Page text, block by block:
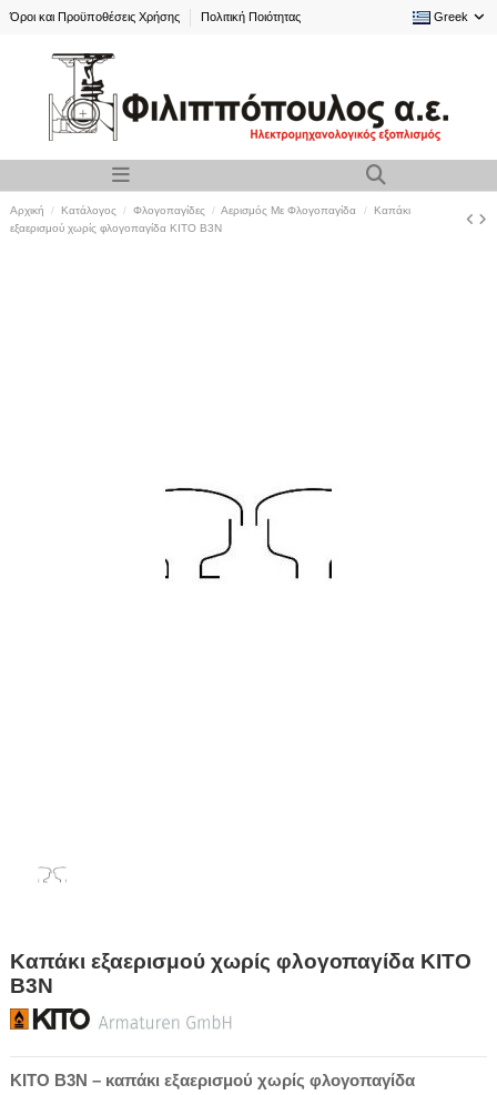
Όροι και Προϋποθέσεις Χρήσης Πολιτική Ποιότητας Greek
Αρχική Κατάλογος Φλογοπαγίδες Αερισμός Με Φλογοπαγίδα
Καπάκι
εξαερισμού χωρίς φλογοπαγίδα KITO B3N
Καπάκι εξαερισμού χωρίς φλογοπαγίδα KITO
B3N
KITO B3N – καπάκι εξαερισμού χωρίς φλογοπαγίδα